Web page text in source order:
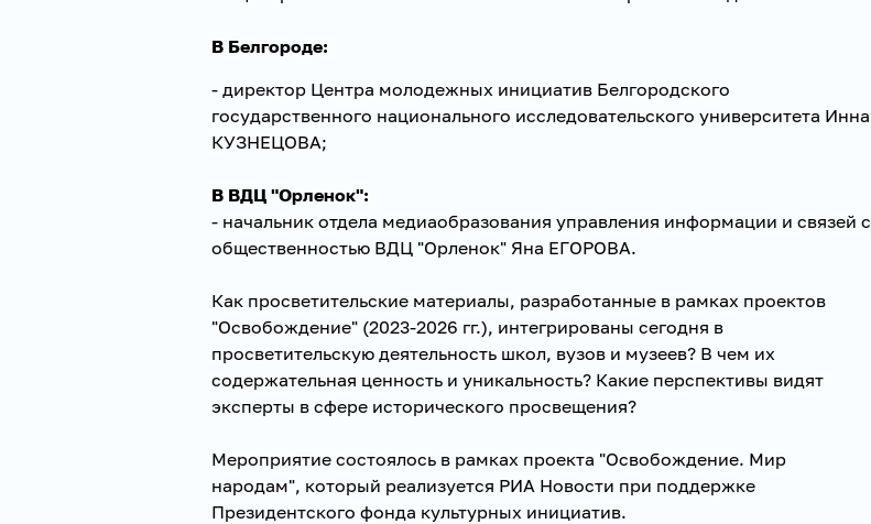
В Белгороде:
- директор Центра молодежных инициатив Белгородского
государственного национального исследовательского университета Инна
КУЗНЕЦОВА;
В ВДЦ "Орленок":
- начальник отдела медиаобразования управления информации и связей с
общественностью ВДЦ "Орленок" Яна ЕГОРОВА.
Как просветительские материалы, разработанные в рамках проектов
"Освобождение" (2023-2026 гг.), интегрированы сегодня в
просветительскую деятельность школ, вузов и музеев? В чем их
содержательная ценность и уникальность? Какие перспективы видят
эксперты в сфере исторического просвещения?
Мероприятие состоялось в рамках проекта "Освобождение. Мир
народам", который реализуется РИА Новости при поддержке
Президентского фонда культурных инициатив.